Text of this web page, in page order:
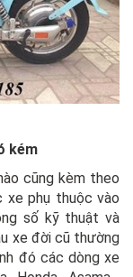
kém
cũng kèm theo
phụ thuộc vào
số kỹ thuật và
xe đời cũ thường
đó các dòng xe